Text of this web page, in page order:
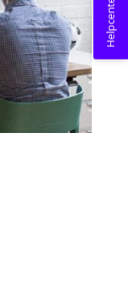
Helpcenter